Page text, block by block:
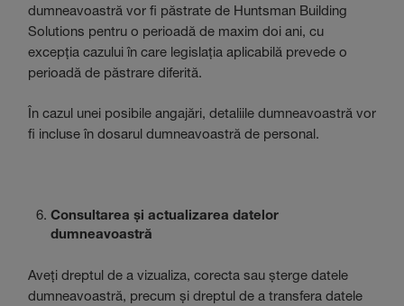
dumneavoastră vor fi păstrate de Huntsman Building
Solutions pentru o perioadă de maxim doi ani, cu
excepția cazului în care legislația aplicabilă prevede o
perioadă de păstrare diferită.
În cazul unei posibile angajări, detaliile dumneavoastră vor
fi incluse în dosarul dumneavoastră de personal.
Consultarea și actualizarea datelor
dumneavoastră
Aveți dreptul de a vizualiza, corecta sau șterge datele
dumneavoastră, precum și dreptul de a transfera datele